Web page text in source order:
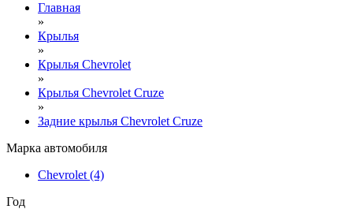
Главная
»
Крылья
»
Крылья Chevrolet
»
Крылья Chevrolet Cruze
»
Задние крылья Chevrolet Cruze
Марка автомобиля
Chevrolet (4)
Год